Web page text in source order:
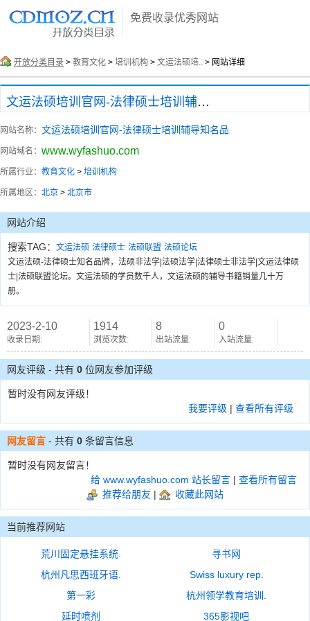
免费收录优秀网站
开放分类目录 > 教育文化 > 培训机构 > 文运法硕培.. > 网站详细
文运法硕培训官网-法律硕士培训辅导知名品
网站名称： 文运法硕培训官网-法律硕士培训辅导知名品
网站域名： www.wyfashuo.com
所属行业： 教育文化 > 培训机构
所属地区： 北京 > 北京市
网站介绍
搜索TAG： 文运法硕 法律硕士 法硕联盟 法硕论坛
文运法硕-法律硕士知名品牌，法硕非法学|法硕法学|法律硕士非法学|文运法律硕
士|法硕联盟论坛。文运法硕的学员数千人，文运法硕的辅导书籍销量几十万
册。
2023-2-10
收录日期:
1914
浏览次数:
8
出站流量:
0
入站流量:
网友评级 - 共有 0 位网友参加评级
暂时没有网友评级！
我要评级 | 查看所有评级
网友留言 - 共有 0 条留言信息
暂时没有网友留言！
给 www.wyfashuo.com 站长留言 | 查看所有留言
推荐给朋友 | 收藏此网站
当前推荐网站
荒川固定悬挂系统.
寻书网
杭州凡思西班牙语.
Swiss luxury rep.
第一彩
杭州领学教育培训.
延时喷剂
365影视吧